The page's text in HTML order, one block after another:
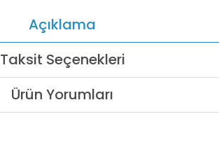
Açıklama
Taksit Seçenekleri
Ürün Yorumları